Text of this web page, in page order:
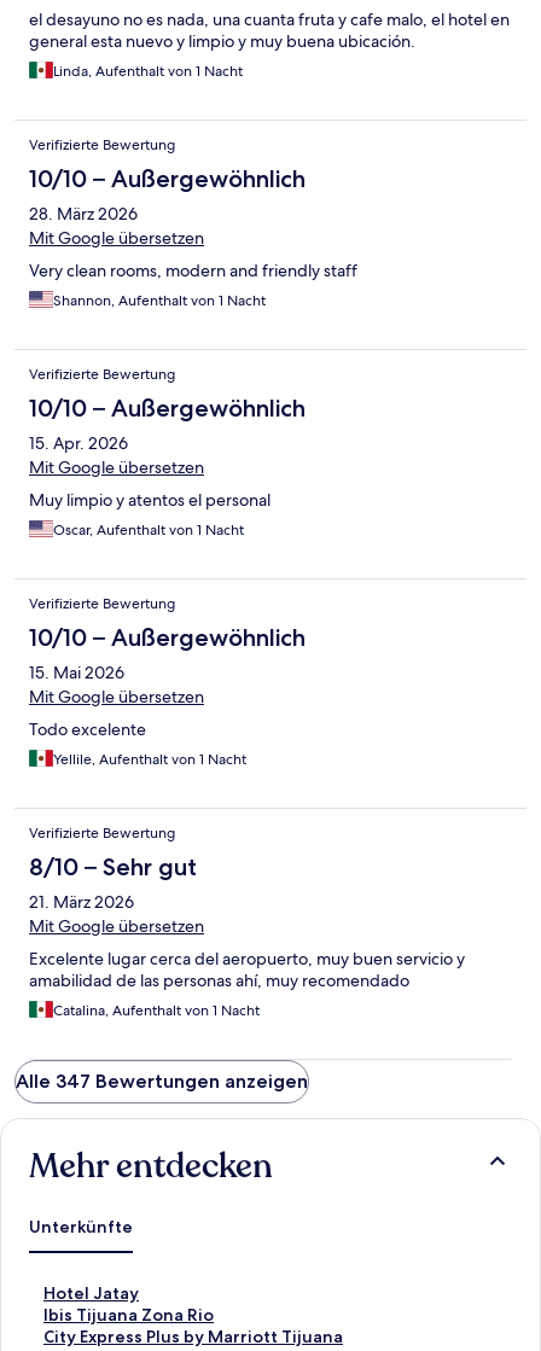
el desayuno no es nada, una cuanta fruta y cafe malo, el hotel en
general esta nuevo y limpio y muy buena ubicación.
Linda, Aufenthalt von 1 Nacht
Verifizierte Bewertung
10/10 – Außergewöhnlich
28. März 2026
Mit Google übersetzen
Very clean rooms, modern and friendly staff
Shannon, Aufenthalt von 1 Nacht
Verifizierte Bewertung
10/10 – Außergewöhnlich
15. Apr. 2026
Mit Google übersetzen
Muy limpio y atentos el personal
Oscar, Aufenthalt von 1 Nacht
Verifizierte Bewertung
10/10 – Außergewöhnlich
15. Mai 2026
Mit Google übersetzen
Todo excelente
Yellile, Aufenthalt von 1 Nacht
Verifizierte Bewertung
8/10 – Sehr gut
21. März 2026
Mit Google übersetzen
Excelente lugar cerca del aeropuerto, muy buen servicio y
amabilidad de las personas ahí, muy recomendado
Catalina, Aufenthalt von 1 Nacht
Alle 347 Bewertungen anzeigen
Mehr entdecken
Unterkünfte
Hotel Jatay
L
i
n
Ibis Tijuana Zona Rio
L
iCity Express Plus by Marriott Tijuana
L